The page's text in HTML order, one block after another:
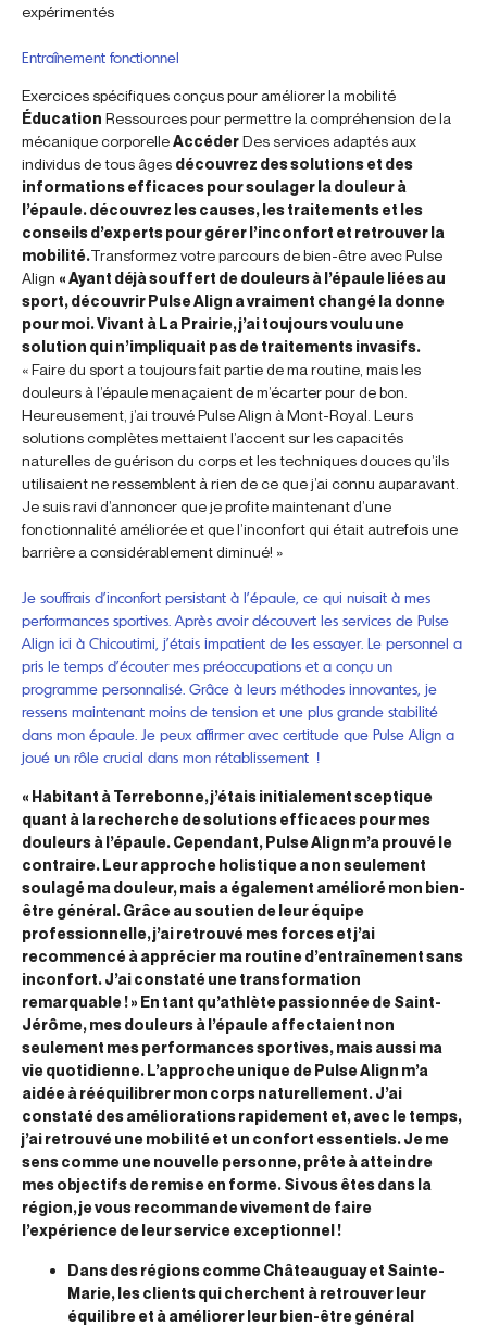
expérimentés
Entraînement fonctionnel
Exercices spécifiques conçus pour améliorer la mobilité
Éducation Ressources pour permettre la compréhension de la
mécanique corporelleAccéderDes services adaptés aux
individus de tous âges découvrez des solutions et des
informations efficaces pour soulager la douleur à
l’épaule. découvrez les causes, les traitements et les
conseils d’experts pour gérer l’inconfort et retrouver la
mobilité.Transformez votre parcours de bien-être avec Pulse
Align « Ayant déjà souffert de douleurs à l’épaule liées au
sport, découvrir Pulse Align a vraiment changé la donne
pour moi. Vivant à La Prairie, j’ai toujours voulu une
solution qui n’impliquait pas de traitements invasifs.
« Faire du sport a toujours fait partie de ma routine, mais les
douleurs à l’épaule menaçaient de m’écarter pour de bon.
Heureusement, j’ai trouvé Pulse Align à Mont-Royal. Leurs
solutions complètes mettaient l’accent sur les capacités
naturelles de guérison du corps et les techniques douces qu’ils
utilisaient ne ressemblent à rien de ce que j’ai connu auparavant.
Je suis ravi d’annoncer que je profite maintenant d’une
fonctionnalité améliorée et que l’inconfort qui était autrefois une
barrière a considérablement diminué! »
Je souffrais d’inconfort persistant à l’épaule, ce qui nuisait à mes
performances sportives. Après avoir découvert les services de Pulse
Align ici à Chicoutimi, j’étais impatient de les essayer. Le personnel a
pris le temps d’écouter mes préoccupations et a conçu un
programme personnalisé. Grâce à leurs méthodes innovantes, je
ressens maintenant moins de tension et une plus grande stabilité
dans mon épaule. Je peux affirmer avec certitude que Pulse Align a
joué un rôle crucial dans mon rétablissement !
« Habitant à Terrebonne, j’étais initialement sceptique
quant à la recherche de solutions efficaces pour mes
douleurs à l’épaule. Cependant, Pulse Align m’a prouvé le
contraire. Leur approche holistique a non seulement
soulagé ma douleur, mais a également amélioré mon bien-
être général. Grâce au soutien de leur équipe
professionnelle, j’ai retrouvé mes forces et j’ai
recommencé à apprécier ma routine d’entraînement sans
inconfort. J’ai constaté une transformation
remarquable ! » En tant qu’athlète passionnée de Saint-
Jérôme, mes douleurs à l’épaule affectaient non
seulement mes performances sportives, mais aussi ma
vie quotidienne. L’approche unique de Pulse Align m’a
aidée à rééquilibrer mon corps naturellement. J’ai
constaté des améliorations rapidement et, avec le temps,
j’ai retrouvé une mobilité et un confort essentiels. Je me
sens comme une nouvelle personne, prête à atteindre
mes objectifs de remise en forme. Si vous êtes dans la
région, je vous recommande vivement de faire
l’expérience de leur service exceptionnel !
Dans des régions comme Châteauguay et Sainte-
Marie, les clients qui cherchent à retrouver leur
équilibre et à améliorer leur bien-être général